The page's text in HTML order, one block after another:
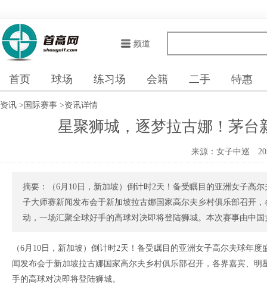
频道
首页 球场 练习场 会籍 二手 特惠
资讯 > 国际赛事 >资讯详情
星聚狮城，逐梦拉古娜！茅台
来源：女子中巡
摘要：（6月10日，新加坡）倒计时2天！备受瞩目的亚洲女子高
子大师赛新闻发布会于新加坡拉古娜国家高尔夫乡村俱乐部召开
动，一场汇聚全球好手的高球对决即将登陆狮城。本次赛事由中
（6月10日，新加坡）倒计时2天！备受瞩目的亚洲女子高尔夫球年
闻发布会于新加坡拉古娜国家高尔夫乡村俱乐部召开，各界嘉宾、
手的高球对决即将登陆狮城。